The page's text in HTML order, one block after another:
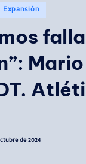
Expansión
Mario
de 2024